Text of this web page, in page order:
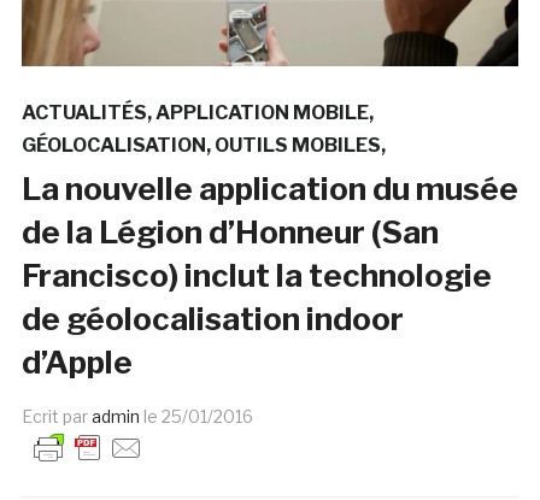
ACTUALITÉS APPLICATION MOBILE
GÉOLOCALISATION OUTILS MOBILES
La nouvelle application du musée
de la Légion d’Honneur (San
Francisco) inclut la technologie
de géolocalisation indoor
d’Apple
Ecrit paradmin le 25/01/2016